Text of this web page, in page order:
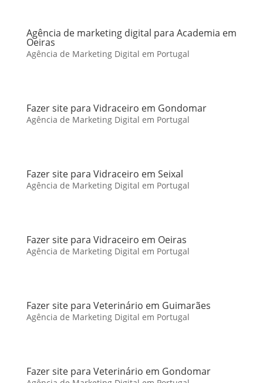
Agência de marketing digital para Academia em
Oeiras
Agência de Marketing Digital em Portugal
Fazer site para Vidraceiro em Gondomar
Agência de Marketing Digital em Portugal
Fazer site para Vidraceiro em Seixal
Agência de Marketing Digital em Portugal
Fazer site para Vidraceiro em Oeiras
Agência de Marketing Digital em Portugal
Fazer site para Veterinário em Guimarães
Agência de Marketing Digital em Portugal
Fazer site para Veterinário em Gondomar